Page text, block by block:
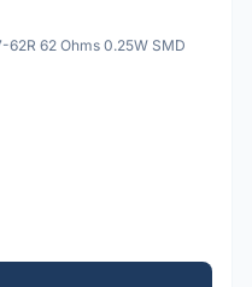
62 Ohms 0.25W SMD